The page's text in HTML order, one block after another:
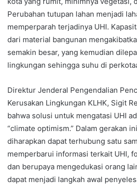
Perubahan tutupan lahan menjadi
memperparah terjadinya UHI.
dari material bangunan
semakin besar, yang kemudian
lingkungan sehingga suhu di
Direktur Jenderal Pengendalian
Kerusakan Lingkungan KLHK, Sigit
bahwa solusi untuk mengatasi UHI
“climate optimism.” Dalam gerakan
diharapkan dapat terhubung satu
memperbarui informasi terkait UHI,
dan berupaya mengedukasi orang
dapat menjadi langkah awal